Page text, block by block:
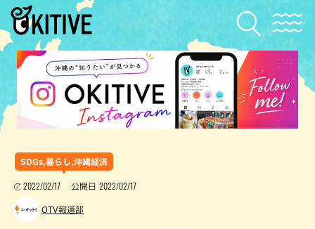
SDGs,暮らし,沖縄経済
2022/02/17 公開日 2022/02/17
OTV報道部